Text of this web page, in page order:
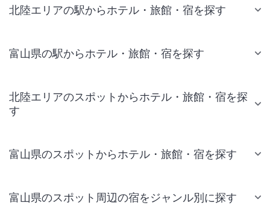
北陸エリアの駅からホテル・旅館・宿を探す
富山県の駅からホテル・旅館・宿を探す
北陸エリアのスポットからホテル・旅館・宿を探
す
富山県のスポットからホテル・旅館・宿を探す
富山県のスポット周辺の宿をジャンル別に探す